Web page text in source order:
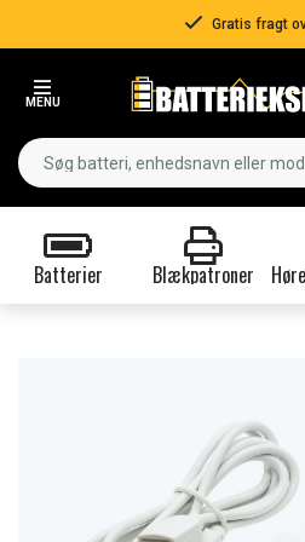
Gratis fragt
MENU
Batterier Blækpatroner